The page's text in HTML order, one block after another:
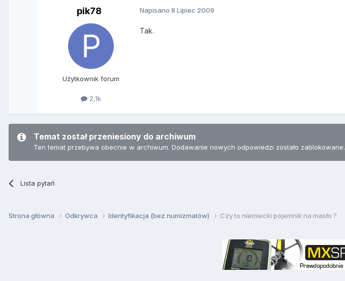
pik78
Użytkownik forum
2,1k
Napisano8 Lipiec 2009
Tak.
Temat został przeniesiony do archiwum
Ten temat przebywa obecnie w archiwum. Dodawanie nowych odpowiedzi zostało zablokowane.
Lista pytań
Strona główna Odkrywca Identyfikacja (bez numizmatów) Czy to niemiecki pojemnik na masło ?